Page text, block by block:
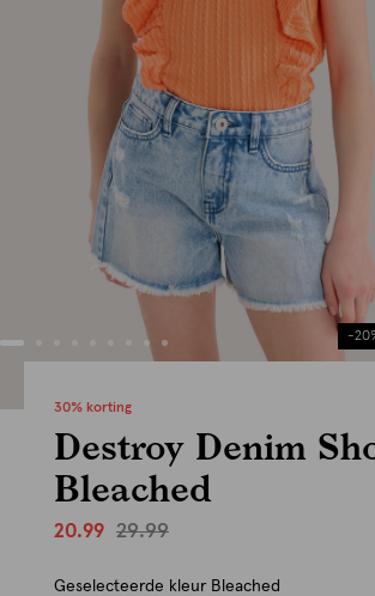
-
30% korting
Destroy Denim
Bleached
20.99 29.99
Geselecteerde kleur Bleached